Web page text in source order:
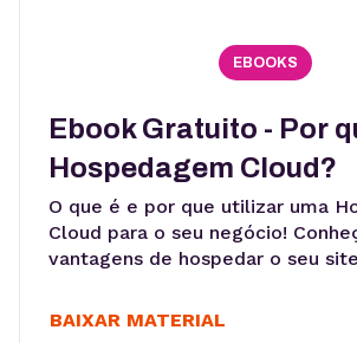
EBOOKS
Ebook Gratuito - Por
Hospedagem Cloud?
O que é e por que utilizar uma
Cloud para o seu negócio!
vantagens de hospedar o seu
BAIXAR MATERIAL